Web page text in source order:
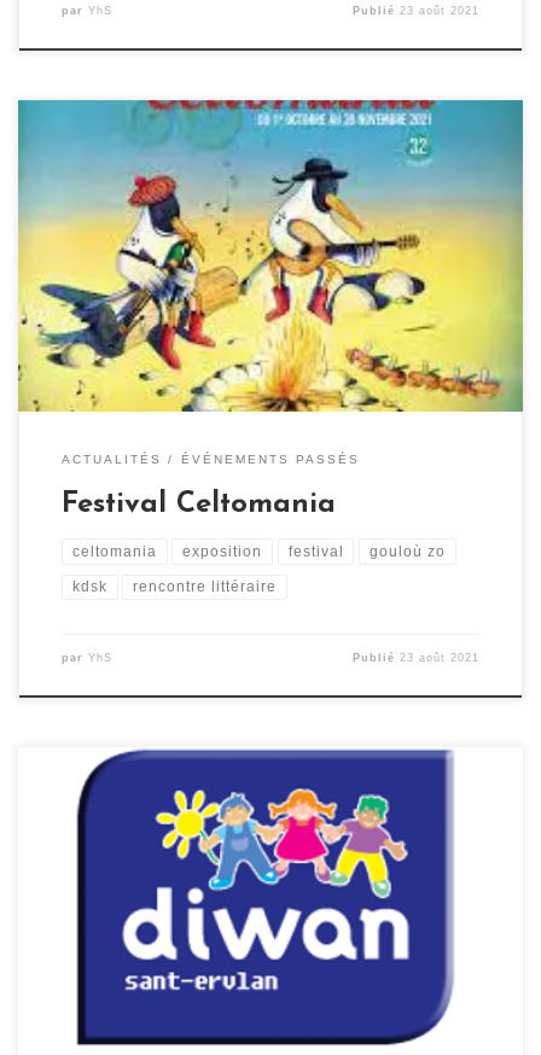
par YhS Publié23 août 2021
32ème édition des Celtomania Du 1er octobre au 27
novembre 2021 aura lieu la 32e édition du festival
Celtomania dans plusieurs communes de Loire-
Atlantique. 2 mois pour découvrir les cultures bretonne
et celtique au travers de spectacles, expositions, ciné-
concerts, soirées littéraires, fest-noz, concerts, balades.
Comme chaque année le centre culturel […]
ACTUALITÉS ÉVÉNEMENTS PASSÉS
Festival Celtomania
celtomania exposition festival gouloù zo
kdsk rencontre littéraire
par YhS Publié23 août 2021
Offre d’emploi – ASEM – Diwan Sant-Ervlan Descriptif
du poste : Sous la responsabilité du Directeur/enseignant
de l’école, vous serez chargé de l’assister pour L’accueil
des enfants de classe bilingue (environ 18 enfants de la
petite section à la section de maternelle). La mise en
place e la réalisation […]